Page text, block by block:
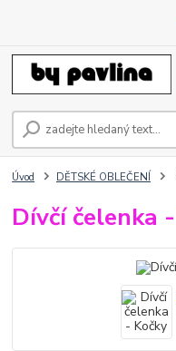
Úvod DĚTSKÉ OBLEČENÍ
Dívčí čelenka